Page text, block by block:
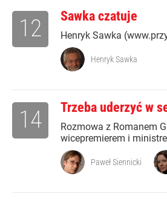
Sawka czatuje
Henryk Sawka
12
Henryk Sawka
Trzeba uderzyć w
Rozmowa z Romanem
wicepremierem i
14
Paweł Siennicki